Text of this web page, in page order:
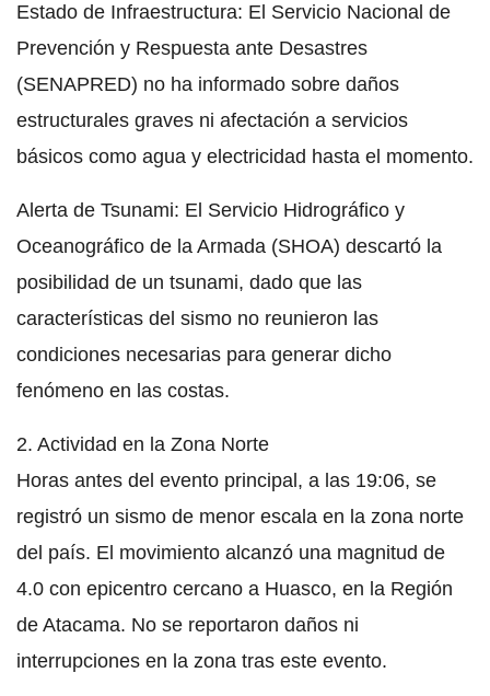
Estado de Infraestructura: El Servicio Nacional de
Prevención y Respuesta ante Desastres
(SENAPRED) no ha informado sobre daños
estructurales graves ni afectación a servicios
básicos como agua y electricidad hasta el momento.
Alerta de Tsunami: El Servicio Hidrográfico y
Oceanográfico de la Armada (SHOA) descartó la
posibilidad de un tsunami, dado que las
características del sismo no reunieron las
condiciones necesarias para generar dicho
fenómeno en las costas.
2. Actividad en la Zona Norte
Horas antes del evento principal, a las 19:06, se
registró un sismo de menor escala en la zona norte
del país. El movimiento alcanzó una magnitud de
4.0 con epicentro cercano a Huasco, en la Región
de Atacama. No se reportaron daños ni
interrupciones en la zona tras este evento.